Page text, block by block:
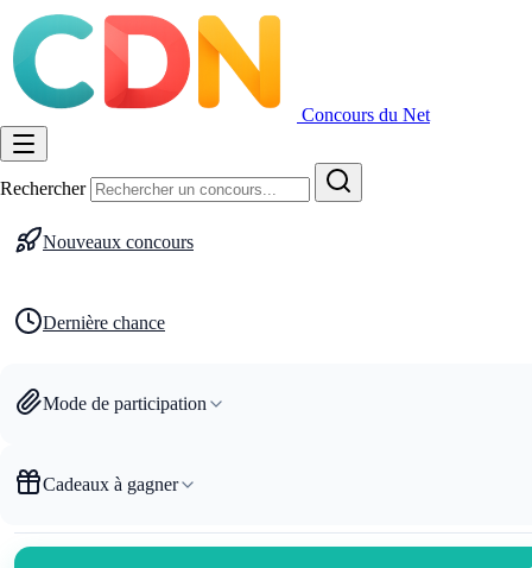
Concours du Net
Rechercher
Nouveaux concours
Dernière chance
Mode de participation
Cadeaux à gagner